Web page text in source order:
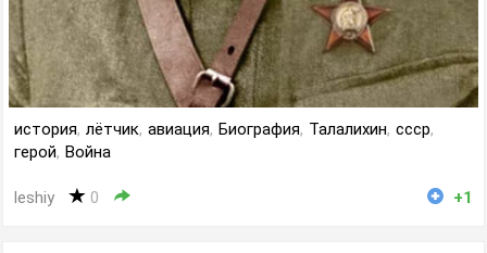
история, лётчик, авиация, Биография, Талалихин, ссср,
герой, Война
leshiy 0 +1